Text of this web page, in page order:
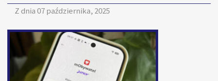
Z dnia07 października, 2025